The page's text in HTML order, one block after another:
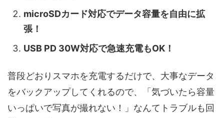
microSDカード対応でデータ容量を自由に拡
張！
USB PD 30W対応で急速充電もOK！
普段どおりスマホを充電するだけで、大事なデータ
をバックアップしてくれるので、「気づいたら容量
いっぱいで写真が撮れない！」なんてトラブルも回